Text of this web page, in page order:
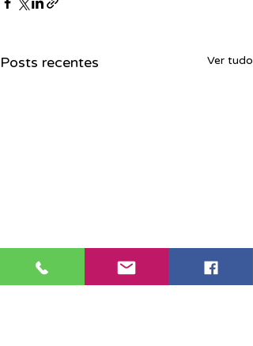
Posts recentes Ver tudo